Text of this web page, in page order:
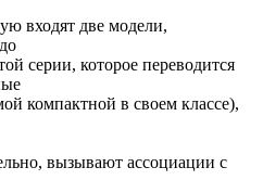
входят две модели,
серии, которое переводится
компактной в своем классе),
вызывают ассоциации с